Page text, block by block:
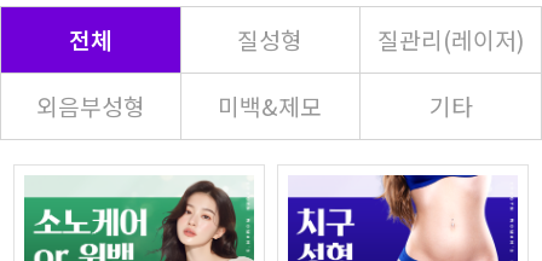
전체 질성형
질관리(레이저)
외음부성형
미백&제모 기타